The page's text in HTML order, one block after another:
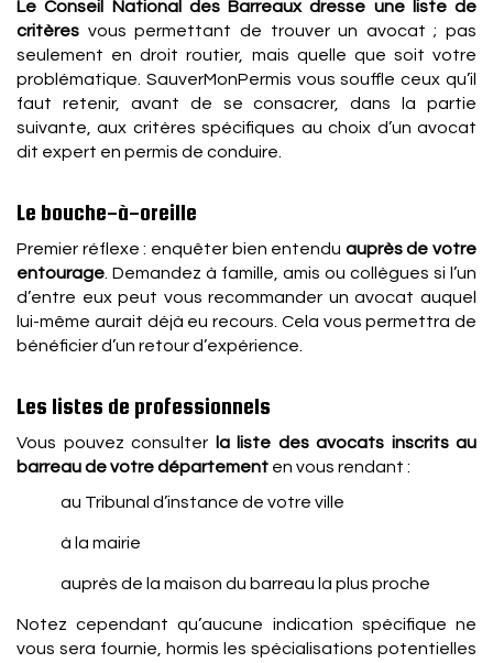
Le Conseil National des Barreaux dresse une liste de
critères vous permettant de trouver un avocat ; pas
seulement en droit routier, mais quelle que soit votre
problématique. SauverMonPermis vous souffle ceux qu’il
faut retenir, avant de se consacrer, dans la partie
suivante, aux critères spécifiques au choix d’un avocat
dit expert en permis de conduire.
Le bouche-à-oreille
Premier réflexe : enquêter bien entendu auprès de votre
entourage . Demandez à famille, amis ou collègues si l’un
d’entre eux peut vous recommander un avocat auquel
lui-même aurait déjà eu recours. Cela vous permettra de
bénéficier d’un retour d’expérience.
Les listes de professionnels
Vous pouvez consulter
la liste des avocats inscrits au
barreau de votre département en vous rendant :
au Tribunal d’instance de votre ville
à la mairie
auprès de la maison du barreau la plus proche
Notez cependant qu’aucune indication spécifique ne
vous sera fournie, hormis les spécialisations potentielles